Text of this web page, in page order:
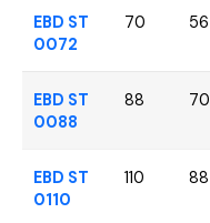
EBD ST
0072
70 56
EBD ST
0088
88 70
EBD ST
0110
110 88